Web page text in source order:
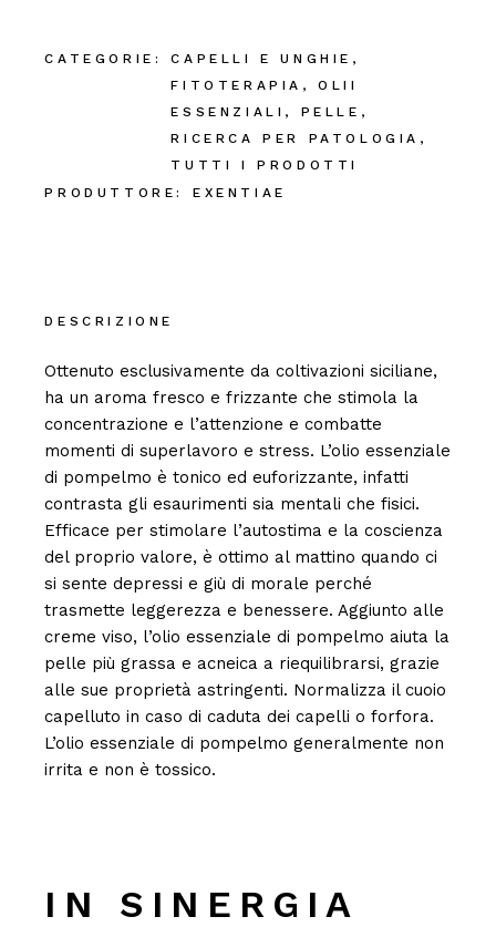
CATEGORIE: CAPELLI E UNGHIE ,
FITOTERAPIA ,OLII
ESSENZIALI , PELLE ,
RICERCA PER PATOLOGIA ,
TUTTI I PRODOTTI
PRODUTTORE:
EXENTIAE
DESCRIZIONE
Ottenuto esclusivamente da coltivazioni siciliane,
ha un aroma fresco e frizzante che stimola la
concentrazione e l’attenzione e combatte
momenti di superlavoro e stress. L’olio essenziale
di pompelmo è tonico ed euforizzante, infatti
contrasta gli esaurimenti sia mentali che fisici.
Efficace per stimolare l’autostima e la coscienza
del proprio valore, è ottimo al mattino quando ci
si sente depressi e giù di morale perché
trasmette leggerezza e benessere. Aggiunto alle
creme viso, l’olio essenziale di pompelmo aiuta la
pelle più grassa e acneica a riequilibrarsi, grazie
alle sue proprietà astringenti. Normalizza il cuoio
capelluto in caso di caduta dei capelli o forfora.
L’olio essenziale di pompelmo generalmente non
irrita e non è tossico.
IN SINERGIA